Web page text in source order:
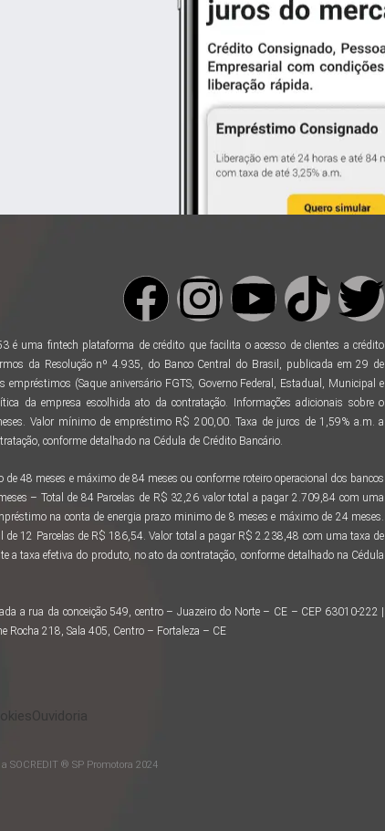
é uma fintech plataforma de crédito que facilita o acesso de clientes a crédito
da Resolução nº 4.935, do Banco Central do Brasil, publicada em 29 de
(Saque aniversário FGTS, Governo Federal, Estadual, Municipal e
da empresa escolhida ato da contratação. Informações adicionais sobre o
Valor mínimo de empréstimo R$ 200,00. Taxa de juros de 1,59% a.m. a
conforme detalhado na Cédula de Crédito Bancário.
48 meses e máximo de 84 meses ou conforme roteiro operacional dos bancos
– Total de 84 Parcelas de R$ 32,26 valor total a pagar 2.709,84 com uma
na conta de energia prazo minimo de 8 meses e máximo de 24 meses.
12 Parcelas de R$ 186,54. Valor total a pagar R$ 2.238,48 com uma taxa de
a taxa efetiva do produto, no ato da contratação, conforme detalhado na Cédula
a rua da conceição 549, centro – Juazeiro do Norte – CE – CEP 63010-222 |
Rocha 218, Sala 405, Centro – Fortaleza – CE
Ouvidoria
SOCREDIT ® SP Promotora 2024